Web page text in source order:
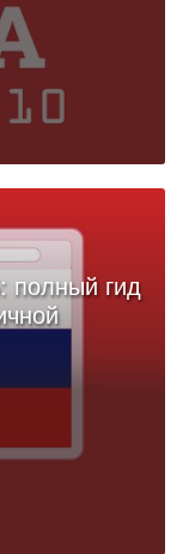
полный гид